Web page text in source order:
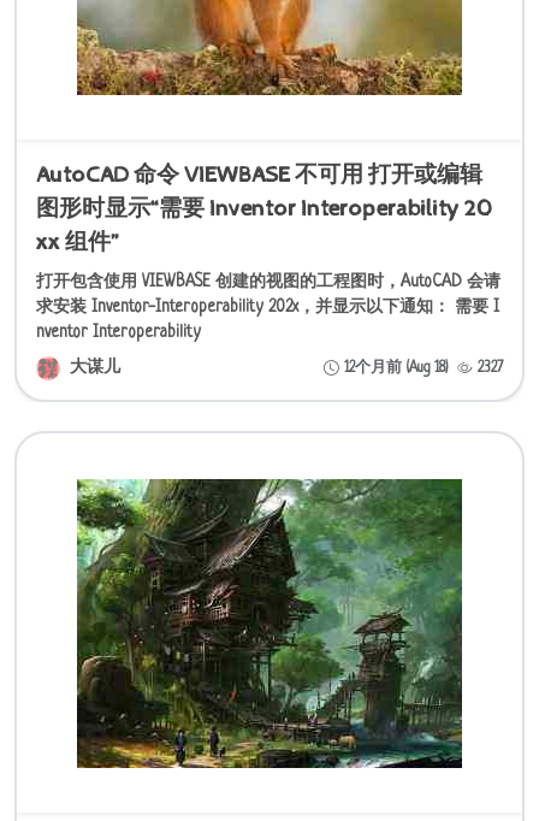
AutoCAD 命令 VIEWBASE 不可用 打开或编辑
图形时显示“需要 Inventor Interoperability 20
xx 组件”
打开包含使用 VIEWBASE 创建的视图的工程图时，AutoCAD 会请
求安装 Inventor-Interoperability 202x，并显示以下通知： 需要 I
nventor Interoperability
大谋儿
12个月前 (Aug 18) 2327